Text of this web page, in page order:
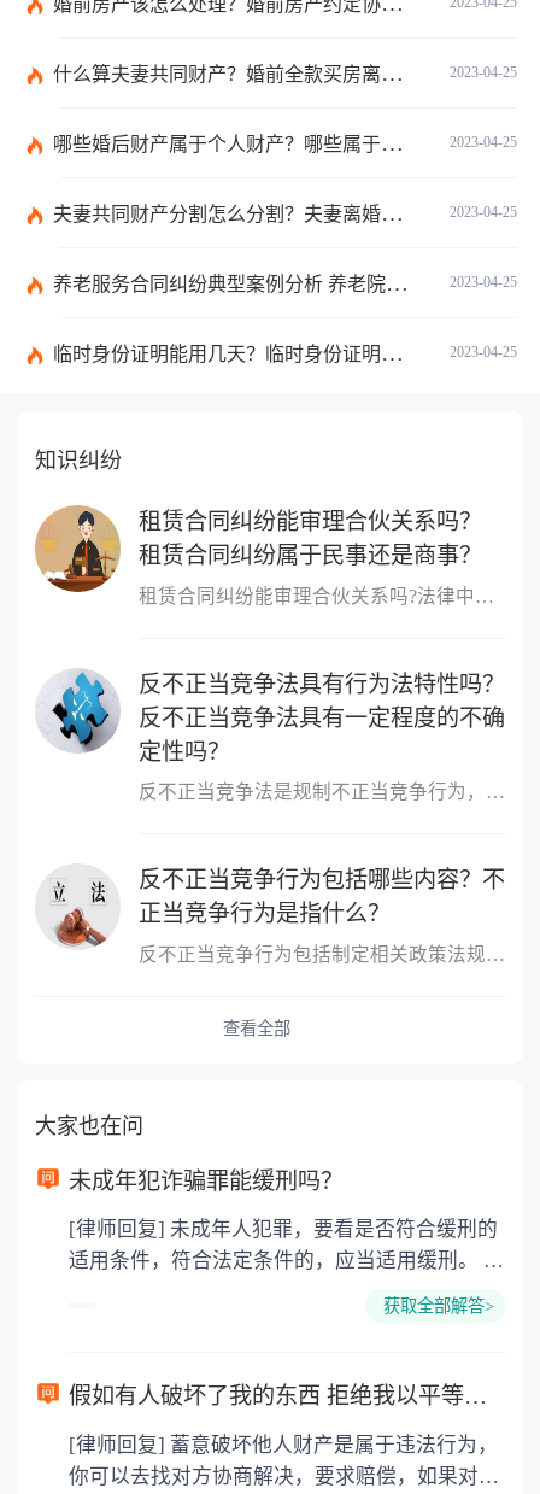
2023-04-25
什么算夫妻共同财产？婚前全款买房离婚后财产如何分割？
2023-04-25
哪些婚后财产属于个人财产？哪些属于夫妻共同财产？
2023-04-25
夫妻共同财产分割怎么分割？夫妻离婚共同财产要分割吗？
2023-04-25
养老服务合同纠纷典型案例分析 养老院医疗事故纠纷如何赔偿
2023-04-25
临时身份证明能用几天？临时身份证明一个月可以开几次？
知识纠纷
租赁合同纠纷能审理合伙关系吗？
租赁合同纠纷属于民事还是商事？
租赁合同纠纷能审理合伙关系吗?法律中规定租赁合同纠纷不能审理合伙...
反不正当竞争法具有行为法特性吗？
反不正当竞争法具有一定程度的不确
定性吗？
反不正当竞争法是规制不正当竞争行为，维护市场竞争秩序和市场主体...
反不正当竞争行为包括哪些内容？不
正当竞争行为是指什么？
反不正当竞争行为包括制定相关政策法规，鼓励社会监督，对不正当竞...
查看全部
大家也在问
未成年犯诈骗罪能缓刑吗？
[律师回复] 未成年人犯罪，要看是否符合缓刑的
适用条件，符合法定条件的，应当适用缓刑。 法
律依据： 根据《刑法》第七十二条规定，对于被
八周岁的人、怀孕的妇女和已满七十五周岁的
悔罪表现； (三)没有再犯罪的危险； (四)宣告缓
刑对所居住社区没有重大不良影响。 宣告缓刑，
获取全部解答>
假如有人破坏了我的东西 拒绝我以平等的方式破坏他的财产 会有什么后果？
[律师回复] 蓄意破坏他人财产是属于违法行为，
你可以去找对方协商解决，要求赔偿，如果对方